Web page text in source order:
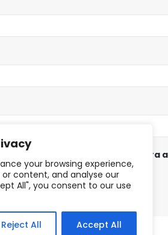
your browsing experience,
or content, and analyse our
All", you consent to our use
Reject All Accept All
meus dados neste navegador para